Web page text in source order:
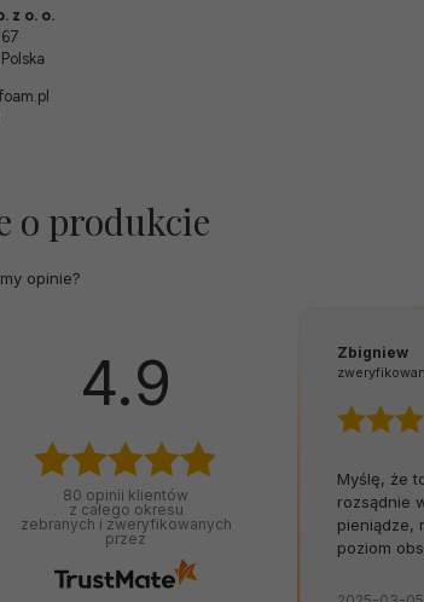
z o. o.
o produkcie
opinie?
4.9
80 opinii klientów
z całego okresu
zebranych i zweryfikowanych
przez
zweryfikowano
Myślę, że to były bardzo
rozsądnie wydane
pieniądze, rewelacyjny
poziom obsługi.
Małgorzata
Genialna
poszło
Czego
Przesyłka
jak należy.